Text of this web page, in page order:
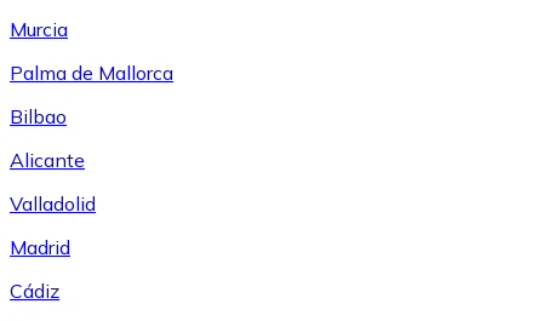
Murcia
Palma de Mallorca
Bilbao
Alicante
Valladolid
Madrid
Cádiz